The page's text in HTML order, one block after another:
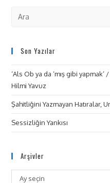
Son Yazılar
‘Als Ob ya da ‘mış gibi yapmak’ /
Hilmi Yavuz
Şahitliğini Yazmayan Hatıralar,
Sessizliğin Yankısı
Arşivler
Ay seçin